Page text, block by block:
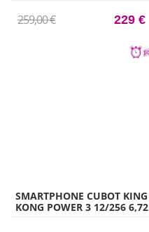
259,00 € 229 €
SMARTPHONE CUBOT KING
KONG POWER 3 12/256 6,72